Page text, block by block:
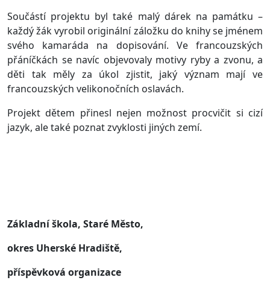
Součástí projektu byl také malý dárek na památku –
každý žák vyrobil originální záložku do knihy se jménem
svého kamaráda na dopisování. Ve francouzských
přáníčkách se navíc objevovaly motivy ryby a zvonu, a
děti tak měly za úkol zjistit, jaký význam mají ve
francouzských velikonočních oslavách.
Projekt dětem přinesl nejen možnost procvičit si cizí
jazyk, ale také poznat zvyklosti jiných zemí.
Základní škola, Staré Město,
okres Uherské Hradiště,
příspěvková organizace